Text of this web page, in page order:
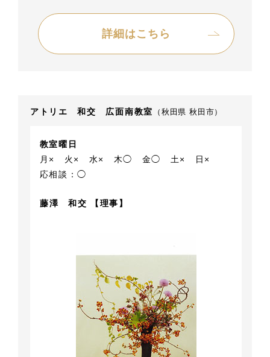
詳細はこちら
アトリエ 和交 広面南教室 （秋田県 秋田市）
教室曜日
月×
火× 水× 木◯ 金◯ 土×
日×
応相談：◯
藤澤 和交 【理事】